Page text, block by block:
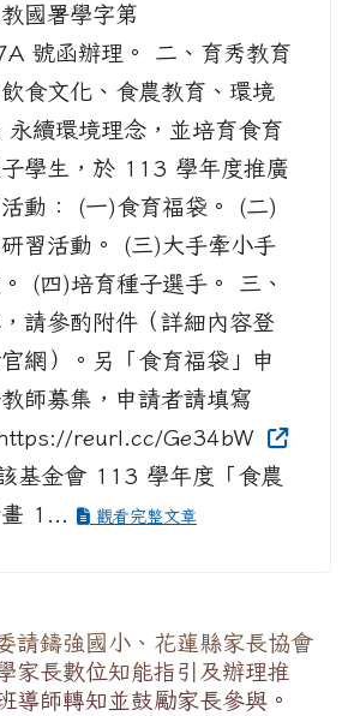
國署學字第
號函辦理。 二、育秀教育
食文化、食農教育、環境
永續環境理念，並培育食育
學生，於 113 學年度推廣
動： (一)食育福袋。 (二)
習活動。 (三)大手牽小手
(四)培育種子選手。 三、
，請參酌附件（詳細內容登
網）。另「食育福袋」申
師募集，申請者請填寫
reurl.cc/Ge34bW
基金會 113 學年度「食農
1...
觀看完整文章
請鑄強國小、花蓮縣家長協會
家長數位知能指引及辦理推
導師轉知並鼓勵家長參與。